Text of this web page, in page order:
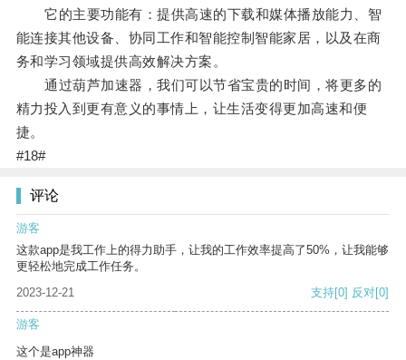
它的主要功能有：提供高速的下载和媒体播放能力、智
能连接其他设备、协同工作和智能控制智能家居，以及在商
务和学习领域提供高效解决方案。
通过葫芦加速器，我们可以节省宝贵的时间，将更多的
精力投入到更有意义的事情上，让生活变得更加高速和便
捷。
#18#
评论
游客
这款app是我工作上的得力助手，让我的工作效率提高了50%，让我能够
更轻松地完成工作任务。
2023-12-21
支持[0] 反对[0]
游客
这个是app神器